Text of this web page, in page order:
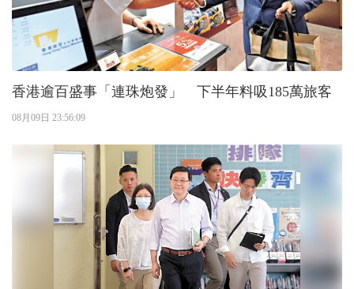
香港逾百盛事「連珠炮發」 下半年料吸185萬旅客
08月09日 23:56:09